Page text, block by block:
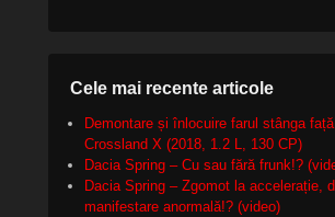
Cele mai recente articole
Demontare și înlocuire farul stânga față
Crossland X (2018, 1.2 L, 130 CP)
Dacia Spring – Cu sau fără frunk!?
Dacia Spring – Zgomot la accelerație,
manifestare anormală!? (video)